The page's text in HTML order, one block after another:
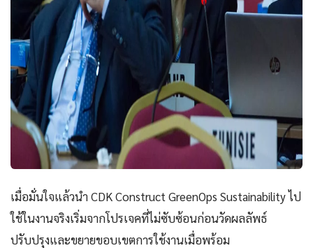
เมื่อมั่นใจแล้วนำ CDK Construct GreenOps Sustainability ไป
ใช้ในงานจริงเริ่มจากโปรเจคที่ไม่ซับซ้อนก่อนวัดผลลัพธ์
ปรับปรุงและขยายขอบเขตการใช้งานเมื่อพร้อม